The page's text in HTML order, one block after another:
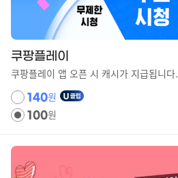
쿠팡플레이
쿠팡플레이 앱 오픈 시 캐시가 지급됩니다.
140원
100원